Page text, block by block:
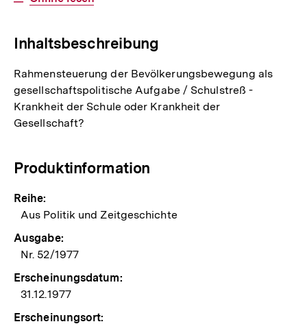
Inhaltsbeschreibung
Rahmensteuerung der Bevölkerungsbewegung als
gesellschaftspolitische Aufgabe / Schulstreß -
Krankheit der Schule oder Krankheit der
Gesellschaft?
Produktinformation
Reihe:
Aus Politik und Zeitgeschichte
Ausgabe:
Nr. 52/1977
Erscheinungsdatum:
31.12.1977
Erscheinungsort: